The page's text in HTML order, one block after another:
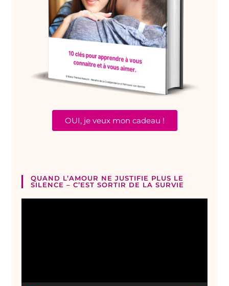
OUI, je veux mon cadeau !
QUAND L’AMOUR NE JUSTIFIE PLUS LE
SILENCE – C’EST SORTIR DE LA SURVIE